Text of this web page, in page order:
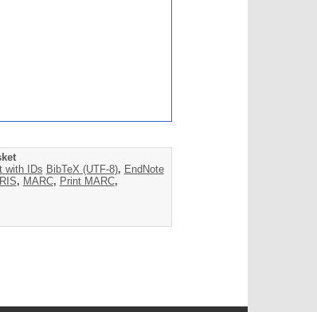
with IDs BibTeX (UTF-8), EndNote
RIS, MARC, Print MARC,